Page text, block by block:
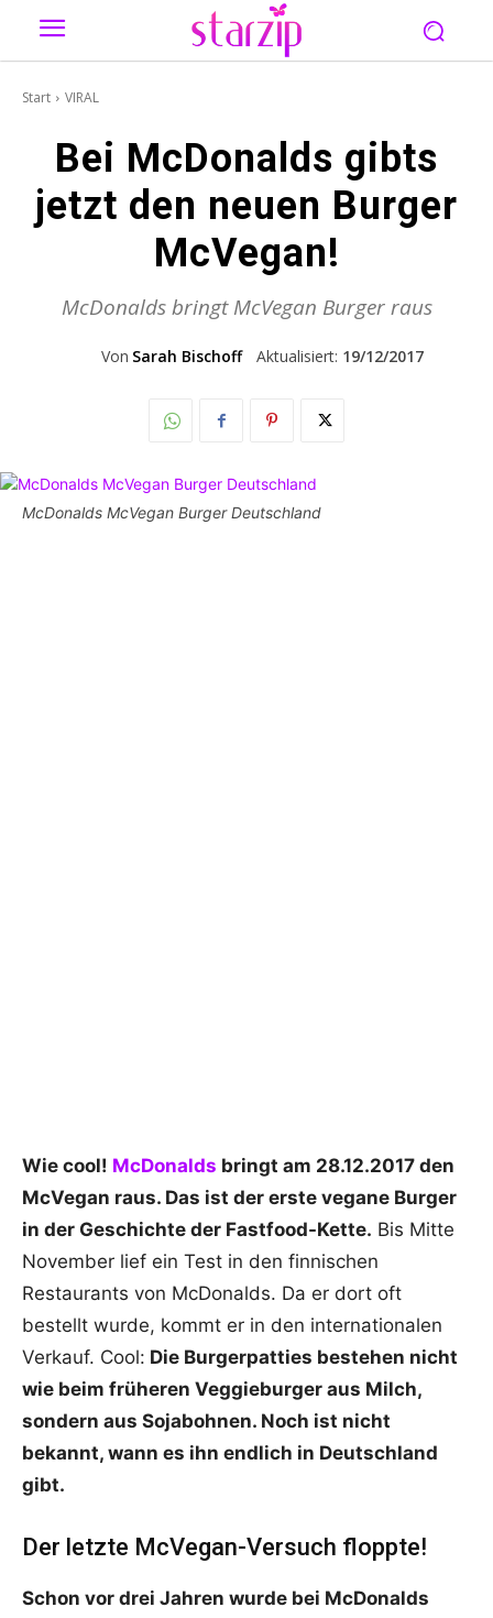
Start VIRAL
Bei McDonalds gibts
jetzt den neuen Burger
McVegan!
McDonalds bringt McVegan Burger raus
Von Sarah Bischoff Aktualisiert: 19/12/2017
McDonalds McVegan Burger Deutschland
Wie cool! McDonalds bringt am 28.12.2017 den
McVegan raus. Das ist der erste vegane Burger
in der Geschichte der Fastfood-Kette. Bis Mitte
November lief ein Test in den finnischen
Restaurants von McDonalds. Da er dort oft
bestellt wurde, kommt er in den internationalen
Verkauf. Cool: Die Burgerpatties bestehen nicht
wie beim früheren Veggieburger aus Milch,
sondern aus Sojabohnen. Noch ist nicht
bekannt, wann es ihn endlich in Deutschland
gibt.
Der letzte McVegan-Versuch floppte!
Schon vor drei Jahren wurde bei McDonalds